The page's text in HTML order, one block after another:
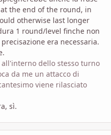
the end of the round, in
otherwise last longer
1 round/level finche non
era necessaria.
dello stesso turno
da me un attacco di
viene rilasciato
sì.